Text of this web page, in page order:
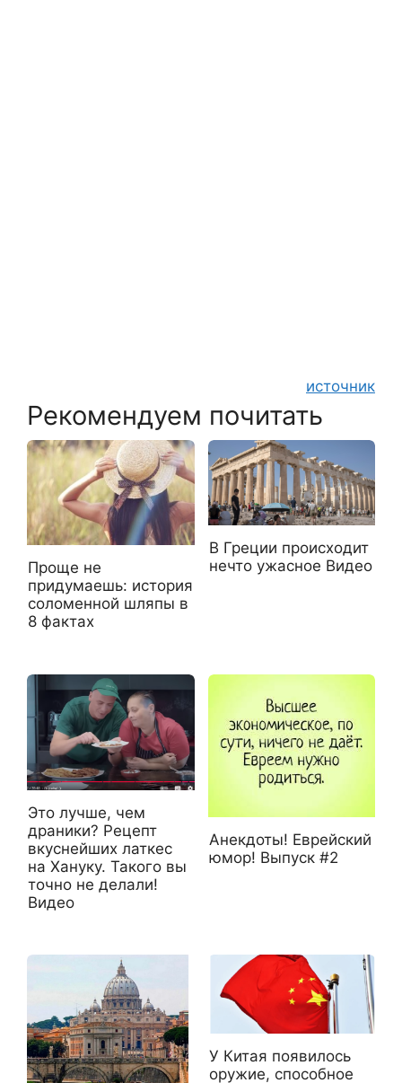
источник
Рекомендуем почитать
Проще не
придумаешь: история
соломенной шляпы в
8 фактах
В Греции происходит
нечто ужасное Видео
Это лучше, чем
драники? Рецепт
вкуснейших латкес
на Хануку. Такого вы
точно не делали!
Видео
Анекдоты! Еврейский
юмор! Выпуск #2
У Китая появилось
оружие, способное